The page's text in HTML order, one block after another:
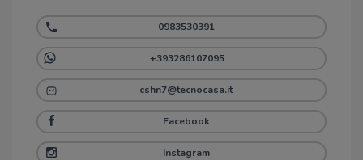
0983530391
+393286107095
cshn7@tecnocasa.it
Facebook
Instagram